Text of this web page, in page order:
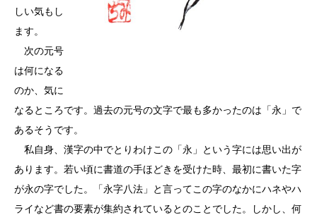
しい気もし
ます。
次の元号
は何になる
のか、気に
なるところです。過去の元号の文字で最も多かったのは「永」で
あるそうです。
私自身、漢字の中でとりわけこの「永」という字には思い出が
あります。若い頃に書道の手ほどきを受けた時、最初に書いた字
が永の字でした。「永字八法」と言ってこの字のなかにハネやハ
ライなど書の要素が集約されているとのことでした。しかし、何